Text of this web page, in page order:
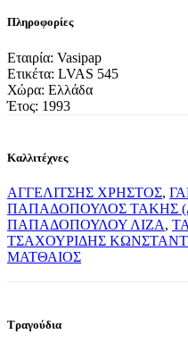
Πληροφορίες
Εταιρία: Vasipap
Ετικέτα: LVAS 545
Χώρα: Ελλάδα
Έτος: 1993
Καλλιτέχνες
ΑΓΓΕΛΙΤΣΗΣ ΧΡΗΣΤΟΣ,
ΠΑΠΑΔΟΠΟΥΛΟΣ ΤΑΚΗΣ
ΠΑΠΑΔΟΠΟΥΛΟΥ ΛΙΖΑ,
ΤΣΑΧΟΥΡΙΔΗΣ
ΜΑΤΘΑΙΟΣ
Τραγούδια